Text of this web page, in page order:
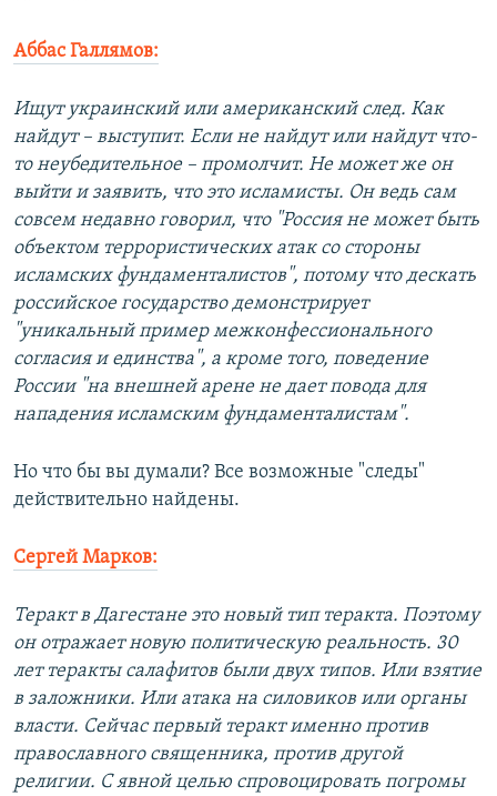
Аббас Галлямов:
Ищут украинский или американский след. Как
найдут – выступит. Если не найдут или найдут что-
то неубедительное – промолчит. Не может же он
выйти и заявить, что это исламисты. Он ведь сам
совсем недавно говорил, что "Россия не может быть
объектом террористических атак со стороны
исламских фундаменталистов", потому что дескать
российское государство демонстрирует
"уникальный пример межконфессионального
согласия и единства", а кроме того, поведение
России "на внешней арене не дает повода для
нападения исламским фундаменталистам".
Но что бы вы думали? Все возможные "следы"
действительно найдены.
Сергей Марков:
Теракт в Дагестане это новый тип теракта. Поэтому
он отражает новую политическую реальность. 30
лет теракты салафитов были двух типов. Или взятие
в заложники. Или атака на силовиков или органы
власти. Сейчас первый теракт именно против
православного священника, против другой
религии. С явной целью спровоцировать погромы